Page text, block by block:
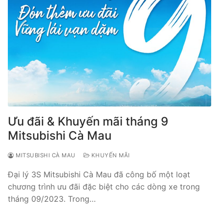
Ưu đãi & Khuyến mãi tháng 9
Mitsubishi Cà Mau
MITSUBISHI CÀ MAU KHUYẾN MÃI
Đại lý 3S Mitsubishi Cà Mau đã công bố một loạt
chương trình ưu đãi đặc biệt cho các dòng xe trong
tháng 09/2023. Trong…